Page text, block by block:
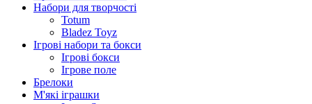
Набори для творчості
Totum
Bladez Toyz
Ігрові набори та бокси
Ігрові бокси
Ігрове поле
Брелоки
М'які іграшки